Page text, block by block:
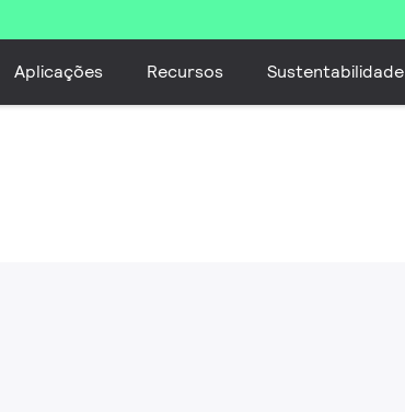
Aplicações Recursos Sustentabilidade